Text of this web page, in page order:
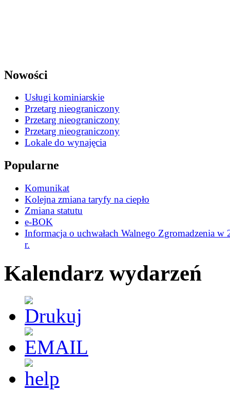
Nowości
Usługi kominiarskie
Przetarg nieograniczony
Przetarg nieograniczony
Przetarg nieograniczony
Lokale do wynajęcia
Popularne
Komunikat
Kolejna zmiana taryfy na ciepło
Zmiana statutu
e-BOK
Informacja o uchwałach Walnego Zgromadzenia w
r.
Kalendarz wydarzeń